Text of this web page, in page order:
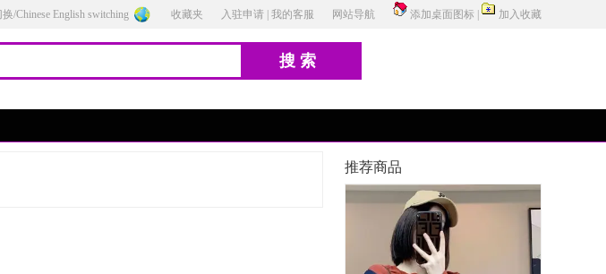
/Chinese English switching 收藏夹 入驻申请 我的客服 网站导航 添加桌面图标 加入收藏
搜索
推荐商品